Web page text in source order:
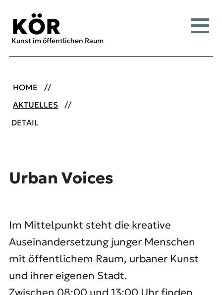
KÖR
Kunst im öffentlichen Raum
Menü
HOME
AKTUELLES
DETAIL
Urban Voices
Im Mittelpunkt steht die kreative
Auseinandersetzung junger Menschen
mit öffentlichem Raum, urbaner Kunst
und ihrer eigenen Stadt.